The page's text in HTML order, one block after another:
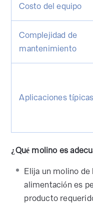
Costo del equipo
Complejidad de
mantenimiento
Aplicaciones típicas
¿Qué molino es
Elija un molino de
alimentación es
producto